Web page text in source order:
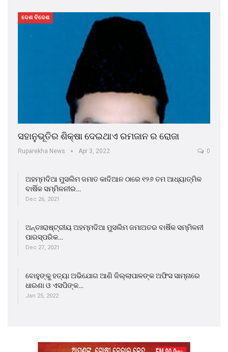
ଦେଶ ବିଦେଶ
ସହାନୁଭୂତିର ଶିକ୍ଷା ଦେଇଥାଏ ରମଜାନ ର ରୋଜା
Ruparekha News Apr 3, 2022 0
ଅହମ୍ମଦିଆ ମୁସଲିମ ଜମାତ କାଦିଆନ ଠାରେ ୧୨୬ ତମ ଆଧ୍ୟାତ୍ମିକ
ବାର୍ଷିକ ସମ୍ମିଳନୀର…
Dec 26, 2021
ଅନ୍ତଃରାଷ୍ଟ୍ରୀୟ ଅହମ୍ମଦିଆ ମୁସଲିମ ଜମାଅତର ବାର୍ଷିକ ସମ୍ମିଳନୀ
ପାରସ୍ପରିକ…
Dec 27, 2021
ବୋହୁଙ୍କୁ ହତ୍ୟା ଅଭିଯୋଗ ଆଣି ଜିଲ୍ଲାପାଳଙ୍କ ଅଫିସ ସାମ୍ନାରେ
ଧାରଣା ଓ ଏସପିଙ୍କ…
Jan 25, 2022